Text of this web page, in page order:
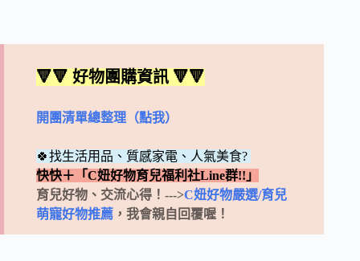
🔻🔻 好物團購資訊 🔻🔻
開團清單總整理（點我）
🍀找生活用品、質感家電、人氣美食?
快快＋「C妞好物育兒福利社Line群!!」
育兒好物、交流心得！--->C妞好物嚴選/育兒
萌寵好物推薦 ，我會親自回覆喔！